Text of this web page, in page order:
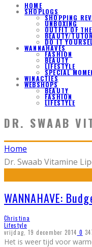
HOME
SHOPLOGS
SHOPPING
UNBOXING
OUTFIT OF
BEAUTY/
DO IT
WANNAHAVES
FASHION
BEAUTY
LIFESTYLE
SPECIAL
WINACTIES
WEBSHOPS
BEAUTY
FASHION
LIFESTYLE
DR. SWAAB
Home
Dr. Swaab Vitamine
WANNAHAVE:
Christina
Lifestyle
vrijdag, 19 december 2014 0
Het is weer tijd voor